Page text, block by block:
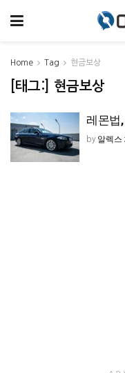
Home Tag 현금보상
[태그:] 현금보상
레몬법
by 알렉스